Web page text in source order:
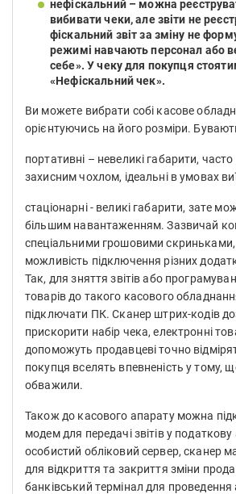
нефіскальний – можна
вибивати чеки, але звіти не
фіскальний звіт за зміну не
режимі навчають персонал або
себе». У чеку для покупця
«Нефіскальний чек».
Ви можете вибрати собі касове
орієнтуючись на його розміри.
портативні – невеликі габарити,
захисним чохлом, ідеальні в умовах
стаціонарні - великі габарити, зате
більшим навантаженням. Зазвичай
спеціальними грошовими
можливість підключення різних
Так, для зняття звітів або
товарів до такого касового
підключати ПК. Сканер штрих-кодів
прискорити набір чека, електронні
допоможуть продавцеві точно
покупця вселять впевненість у тому,
обважили.
Також до касового апарату можна
модем для передачі звітів у
особистий обліковий сервер, сканер
для відкриття та закриття зміни
банківський термінал для проведення